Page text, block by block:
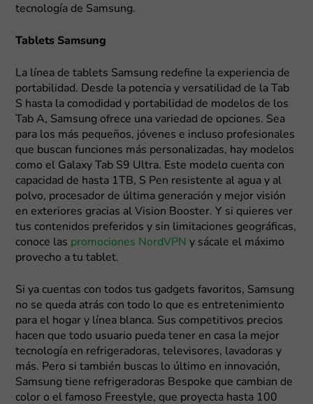
tecnología de Samsung.
Tablets Samsung
La línea de tablets Samsung redefine la experiencia de
portabilidad. Desde la potencia y versatilidad de la Tab
S hasta la comodidad y portabilidad de modelos de los
Tab A, Samsung ofrece una variedad de opciones. Sea
para los más pequeños, jóvenes e incluso profesionales
que buscan funciones más personalizadas, hay modelos
como el Galaxy Tab S9 Ultra. Este modelo cuenta con
capacidad de hasta 1TB, S Pen resistente al agua y al
polvo, procesador de última generación y mejor visión
en exteriores gracias al Vision Booster. Y si quieres ver
tus contenidos preferidos y sin limitaciones geográficas,
conoce las promociones NordVPN y sácale el máximo
provecho a tu tablet.
Si ya cuentas con todos tus gadgets favoritos, Samsung
no se queda atrás con todo lo que es entretenimiento
para el hogar y línea blanca. Sus competitivos precios
hacen que todo usuario pueda tener en casa la mejor
tecnología en refrigeradoras, televisores, lavadoras y
más. Pero si también buscas lo último en innovación,
Samsung tiene refrigeradoras Bespoke que cambian de
color o el famoso Freestyle, que proyecta hasta 100